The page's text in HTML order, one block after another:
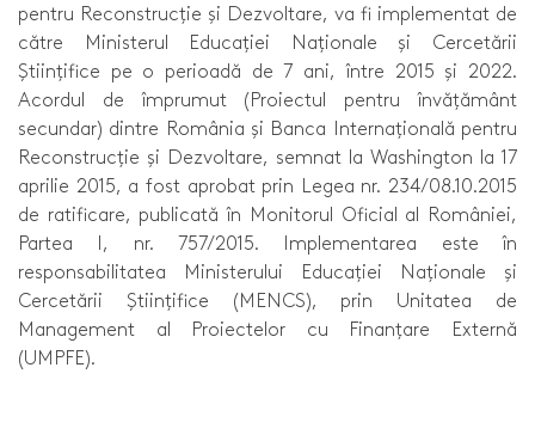
pentru Reconstrucție și Dezvoltare, va fi implementat de
către Ministerul Educației Naționale și Cercetării
Științifice pe o perioadă de 7 ani, între 2015 și 2022.
Acordul de împrumut (Proiectul pentru învățământ
secundar) dintre România și Banca Internațională pentru
Reconstrucție și Dezvoltare, semnat la Washington la 17
aprilie 2015, a fost aprobat prin Legea nr. 234/08.10.2015
de ratificare, publicată în Monitorul Oficial al României,
Partea I, nr. 757/2015. Implementarea este în
responsabilitatea Ministerului Educației Naționale și
Cercetării Științifice (MENCS), prin Unitatea de
Management al Proiectelor cu Finanțare Externă
(UMPFE).